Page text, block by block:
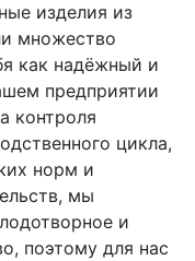
изделия из
множество
как надёжный и
предприятии
контроля
цикла,
норм и
мы
и
поэтому для нас